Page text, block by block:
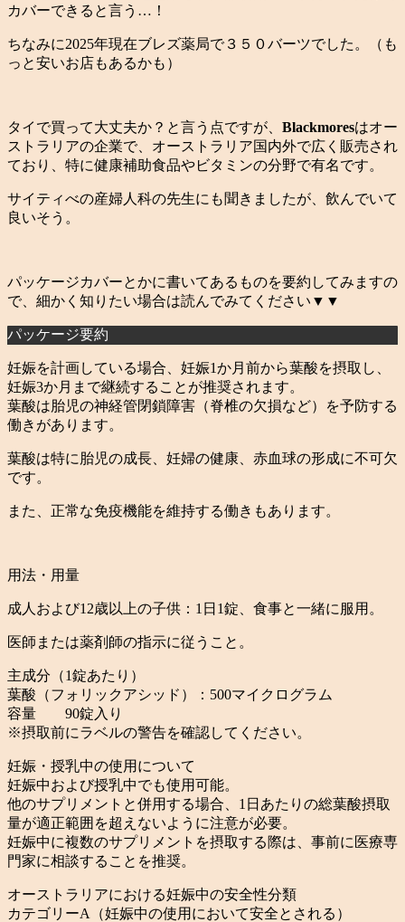
カバーできると言う…！
ちなみに2025年現在ブレズ薬局で３５０バーツでした。（も
っと安いお店もあるかも）
タイで買って大丈夫か？と言う点ですが、 Blackmoresはオー
ストラリアの企業で、オーストラリア国内外で広く販売され
ており、特に健康補助食品やビタミンの分野で有名です。
サイティべの産婦人科の先生にも聞きましたが、飲んでいて
良いそう。
パッケージカバーとかに書いてあるものを要約してみますの
で、細かく知りたい場合は読んでみてください▼▼
パッケージ要約
妊娠を計画している場合、妊娠1か月前から葉酸を摂取し、
妊娠3か月まで継続することが推奨されます。
葉酸は胎児の神経管閉鎖障害（脊椎の欠損など）を予防する
働きがあります。
葉酸は特に胎児の成長、妊婦の健康、赤血球の形成に不可欠
です。
また、正常な免疫機能を維持する働きもあります。
用法・用量
成人および12歳以上の子供：1日1錠、食事と一緒に服用。
医師または薬剤師の指示に従うこと。
主成分（1錠あたり）
葉酸（フォリックアシッド）：500マイクログラム
容量 90錠入り
※摂取前にラベルの警告を確認してください。
妊娠・授乳中の使用について
妊娠中および授乳中でも使用可能。
他のサプリメントと併用する場合、1日あたりの総葉酸摂取
量が適正範囲を超えないように注意が必要。
妊娠中に複数のサプリメントを摂取する際は、事前に医療専
門家に相談することを推奨。
オーストラリアにおける妊娠中の安全性分類
カテゴリーA（妊娠中の使用において安全とされる）